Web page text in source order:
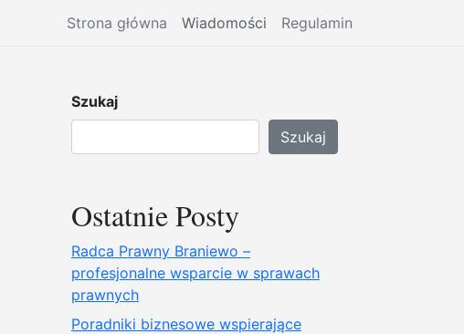
Strona główna Wiadomości Regulamin
Szukaj
Szukaj
Ostatnie Posty
Radca Prawny Braniewo –
profesjonalne wsparcie w sprawach
prawnych
Poradniki biznesowe wspierające